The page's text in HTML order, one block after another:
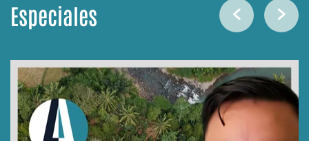
Especiales